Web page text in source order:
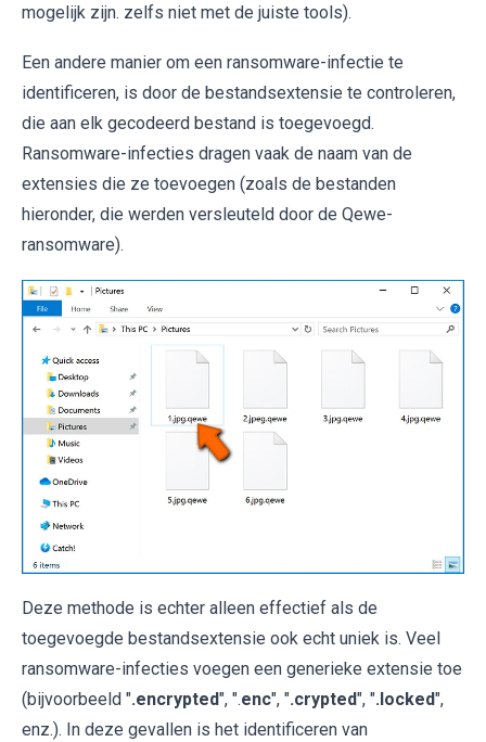
mogelijk zijn. zelfs niet met de juiste tools).
Een andere manier om een ​​ransomware-infectie te
identificeren, is door de bestandsextensie te controleren,
die aan elk gecodeerd bestand is toegevoegd.
Ransomware-infecties dragen vaak de naam van de
extensies die ze toevoegen (zoals de bestanden
hieronder, die werden versleuteld door de Qewe-
ransomware).
Deze methode is echter alleen effectief als de
toegevoegde bestandsextensie ook echt uniek is. Veel
ransomware-infecties voegen een generieke extensie toe
(bijvoorbeeld ".encrypted", ".enc", ".crypted", ".locked",
enz.). In deze gevallen is het identificeren van